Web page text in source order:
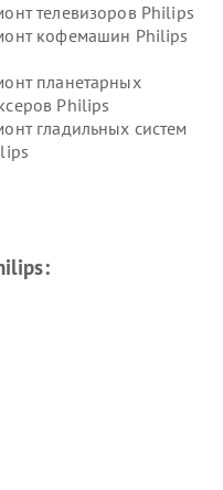
телевизоров Philips
кофемашин Philips
планетарных
Philips
гладильных систем
увлажнителей